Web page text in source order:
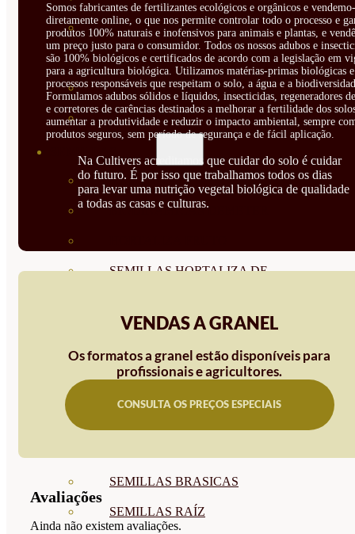
PROTECCIÓN CULTIVOS Y
PLANTAS
PLANTAS INTERIOR
GROWPUNCH
VER TODAS
BIODINÁMICAS DEMETER
SEMILLAS HORTALIZA DE
SEMILLAS AROMÁTICAS
SEMILLAS FLORES
SEMILLAS BRASICAS
SEMILLAS RAÍZ
Somos fabricantes de fertilizantes ecológicos e orgânicos e
diretamente online, o que nos permite controlar todo o processo e
produtos 100% naturais e inofensivos para animais e plantas, e
um preço justo para o consumidor. Todos os nossos adubos e
são 100% biológicos e certificados de acordo com a legislação em
para a agricultura biológica. Utilizamos matérias-primas biológicas e
processos responsáveis que respeitam o solo, a água e a
Formulamos adubos sólidos e líquidos, insecticidas, regeneradores
e corretores de carências destinados a melhorar a fertilidade dos
aumentar a produtividade e reduzir o impacto ambiental, sempre
produtos seguros, sem período de segurança e de fácil aplicação.
Na Cultivers acreditamos que cuidar do solo é cuidar
do futuro. É por isso que trabalhamos todos os dias
para levar uma nutrição vegetal biológica de qualidade
a todas as casas e culturas.
VENDAS A GRANEL
Os formatos a granel estão disponíveis para
profissionais e agricultores.
CONSULTA OS PREÇOS ESPECIAIS
Avaliações
Ainda não existem avaliações.